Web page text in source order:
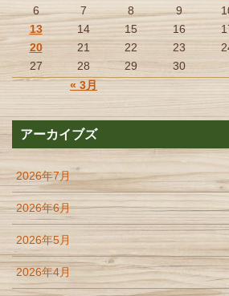
« 3月
6
7 8 9
13
14 15 16
20
21 22 23
27
28 29 30
アーカイブズ
2026年7月
2026年6月
2026年5月
2026年4月